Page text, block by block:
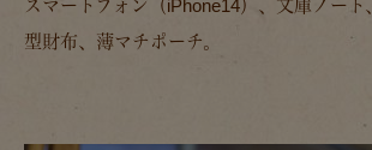
スマートフォン（iPhone14）、文庫ノー
型財布、薄マチポーチ。